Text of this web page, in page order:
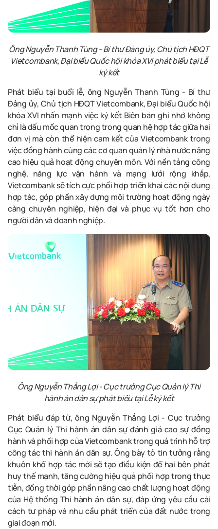
Ông Nguyễn Thanh Tùng - Bí thư Đảng ủy, Chủ tịch HĐQT
Vietcombank, Đại biểu Quốc hội khóa XVI phát biểu tại Lễ
ký kết
Phát biểu tại buổi lễ, ông Nguyễn Thanh Tùng - Bí thư
Đảng ủy, Chủ tịch HĐQT Vietcombank, Đại biểu Quốc hội
khóa XVI nhấn mạnh việc ký kết Biên bản ghi nhớ không
chỉ là dấu mốc quan trọng trong quan hệ hợp tác giữa hai
đơn vị mà còn thể hiện cam kết của Vietcombank trong
việc đồng hành cùng các cơ quan quản lý nhà nước nâng
cao hiệu quả hoạt động chuyên môn. Với nền tảng công
nghệ, năng lực vận hành và mạng lưới rộng khắp,
Vietcombank sẽ tích cực phối hợp triển khai các nội dung
hợp tác, góp phần xây dựng môi trường hoạt động ngày
càng chuyên nghiệp, hiện đại và phục vụ tốt hơn cho
người dân và doanh nghiệp.
Ông Nguyễn Thắng Lợi - Cục trưởng Cục Quản lý Thi
hành án dân sự phát biểu tại Lễ ký kết
Phát biểu đáp từ, ông Nguyễn Thắng Lợi - Cục trưởng
Cục Quản lý Thi hành án dân sự đánh giá cao sự đồng
hành và phối hợp của Vietcombank trong quá trình hỗ trợ
công tác thi hành án dân sự. Ông bày tỏ tin tưởng rằng
khuôn khổ hợp tác mới sẽ tạo điều kiện để hai bên phát
huy thế mạnh, tăng cường hiệu quả phối hợp trong thực
tiễn, đồng thời góp phần nâng cao chất lượng hoạt động
của Hệ thống Thi hành án dân sự, đáp ứng yêu cầu cải
cách tư pháp và nhu cầu phát triển của đất nước trong
giai đoạn mới.